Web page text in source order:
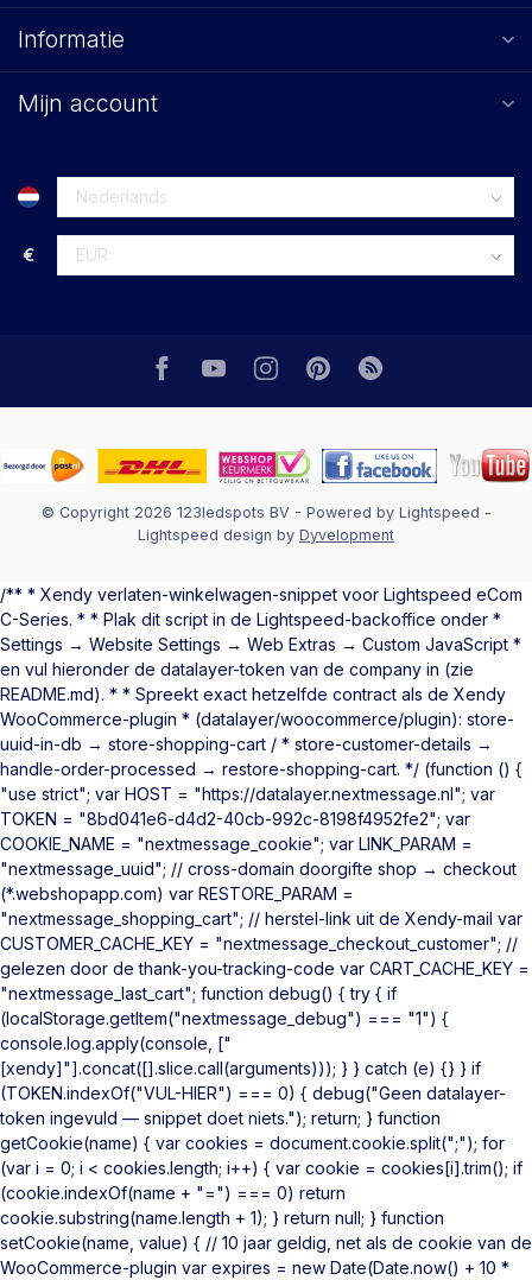
Informatie
Mijn account
€
© Copyright 2026 123ledspots BV- Powered by Lightspeed -
Lightspeed design by Dyvelopment
/** * Xendy verlaten-winkelwagen-snippet voor Lightspeed eCom
C-Series. * * Plak dit script in de Lightspeed-backoffice onder *
Settings → Website Settings → Web Extras → Custom JavaScript *
en vul hieronder de datalayer-token van de company in (zie
README.md). * * Spreekt exact hetzelfde contract als de Xendy
WooCommerce-plugin * (datalayer/woocommerce/plugin): store-
uuid-in-db → store-shopping-cart / * store-customer-details →
handle-order-processed → restore-shopping-cart. */ (function () {
"use strict"; var HOST = "https://datalayer.nextmessage.nl"; var
TOKEN = "8bd041e6-d4d2-40cb-992c-8198f4952fe2"; var
COOKIE_NAME = "nextmessage_cookie"; var LINK_PARAM =
"nextmessage_uuid"; // cross-domain doorgifte shop → checkout
(*.webshopapp.com) var RESTORE_PARAM =
"nextmessage_shopping_cart"; // herstel-link uit de Xendy-mail var
CUSTOMER_CACHE_KEY = "nextmessage_checkout_customer"; //
gelezen door de thank-you-tracking-code var CART_CACHE_KEY =
"nextmessage_last_cart"; function debug() { try { if
(localStorage.getItem("nextmessage_debug") === "1") {
console.log.apply(console, ["
[xendy]"].concat([].slice.call(arguments))); } } catch (e) {} } if
(TOKEN.indexOf("VUL-HIER") === 0) { debug("Geen datalayer-
token ingevuld — snippet doet niets."); return; } function
getCookie(name) { var cookies = document.cookie.split(";"); for
(var i = 0; i < cookies.length; i++) { var cookie = cookies[i].trim(); if
(cookie.indexOf(name + "=") === 0) return
cookie.substring(name.length + 1); } return null; } function
setCookie(name, value) { // 10 jaar geldig, net als de cookie van de
WooCommerce-plugin var expires = new Date(Date.now() + 10 *